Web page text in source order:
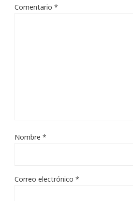
Comentario *
Nombre *
Correo electrónico *